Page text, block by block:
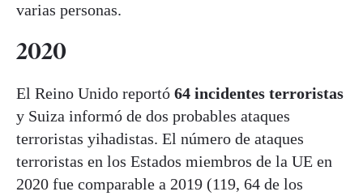
varias personas.
2020
El Reino Unido reportó 64 incidentes terroristas
y Suiza informó de dos probables ataques
terroristas yihadistas. El número de ataques
terroristas en los Estados miembros de la UE en
2020 fue comparable a 2019 (119, 64 de los